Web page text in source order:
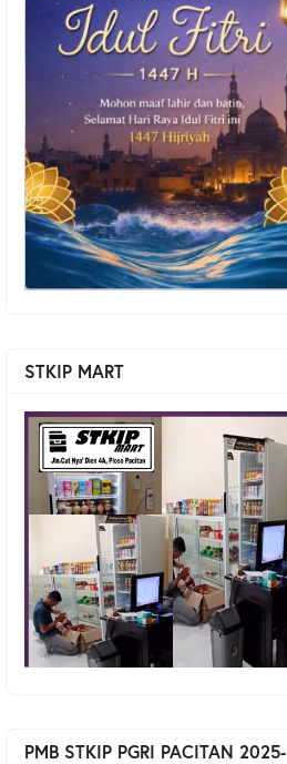
STKIP MART
PMB STKIP PGRI PACITAN 2025-